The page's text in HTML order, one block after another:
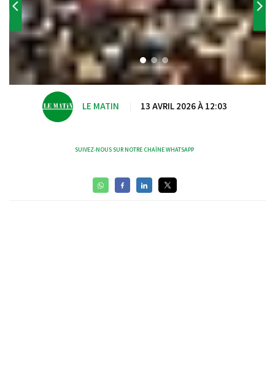
LE MATIN 13 AVRIL 2026 À 12:03
SUIVEZ-NOUS SUR NOTRE CHAÎNE WHATSAPP